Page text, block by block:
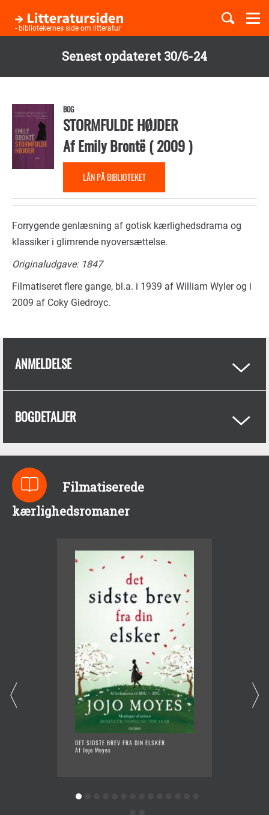
Senest opdateret 30/6-24
hovedindhold
- bibliotekernes side om litteratur
Børnebøger
Temaer
BOG
STORMFULDE HØJDER
AfEmily Brontë(2009)
LÅN PÅ BIBLIOTEKET
Forrygende genlæsning af gotisk kærlighedsdrama og
klassiker i glimrende nyoversættelse.
Originaludgave: 1847
Filmatiseret flere gange, bl.a. i 1939 af William Wyler og i
2009 af Coky Giedroyc.
ANMELDELSE
BOGDETALJER
Filmatiserede
kærlighedsromaner
DET SIDSTE BREV FRA DIN ELSKER
Af Jojo Moyes